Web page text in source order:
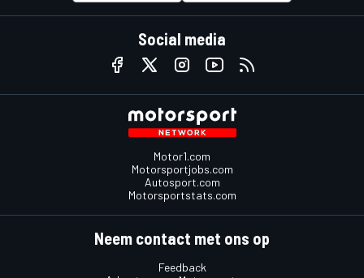
Social media
Motor1.com
Motorsportjobs.com
Autosport.com
Motorsportstats.com
Neem contact met ons op
Feedback